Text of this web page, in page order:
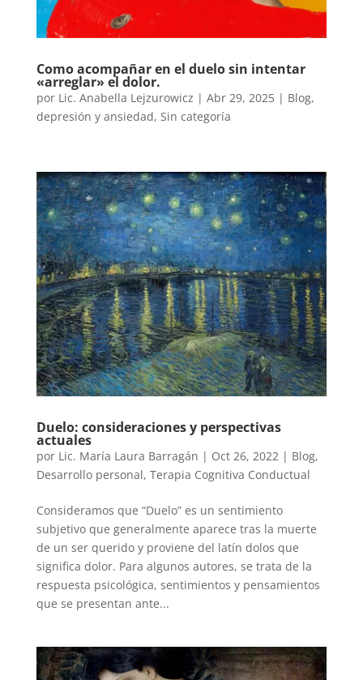
Como acompañar en el duelo sin intentar
«arreglar» el dolor.
por Lic. Anabella Lejzurowicz | Abr 29, 2025| Blog,
depresión y ansiedad, Sin categoría
Duelo: consideraciones y perspectivas
actuales
por Lic. María Laura Barragán | Oct 26, 2022| Blog,
Desarrollo personal, Terapia Cognitiva Conductual
Consideramos que “Duelo” es un sentimiento
subjetivo que generalmente aparece tras la muerte
de un ser querido y proviene del latín dolos que
significa dolor. Para algunos autores, se trata de la
respuesta psicológica, sentimientos y pensamientos
que se presentan ante...